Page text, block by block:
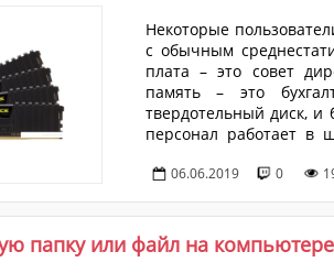
Некоторые
с обычным
плата – это совет
память – это
твердотельный диск, и
персонал работает в
демонстрирует
может не многим
06.06.2019 0
папку или файл на компьютере